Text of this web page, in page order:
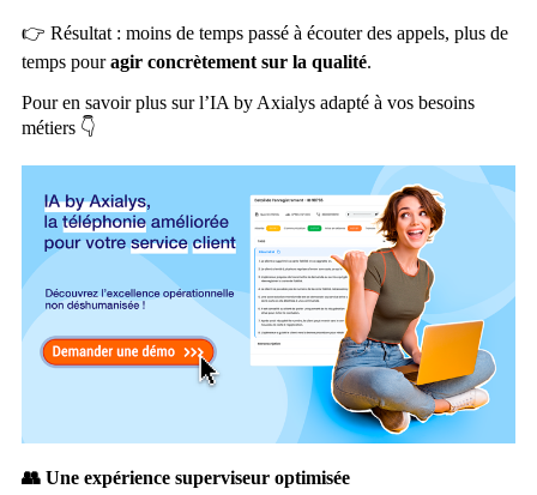
👉 Résultat : moins de temps passé à écouter des appels, plus de
temps pouragir concrètement sur la qualité.
Pour en savoir plus sur l’IA by Axialys adapté à vos besoins
métiers 👇
👥 Une expérience superviseur optimisée